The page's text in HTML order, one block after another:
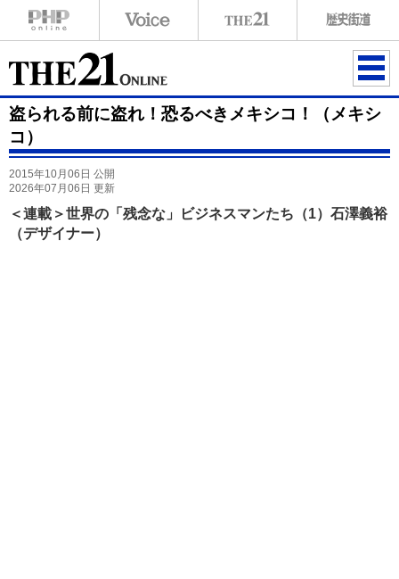
ME
NU
盗られる前に盗れ！恐るべきメキシコ！（メキシ
コ）
2015年10月06日 公開
2026年07月06日 更新
＜連載＞世界の「残念な」ビジネスマンたち（1）石澤義裕
（デザイナー）